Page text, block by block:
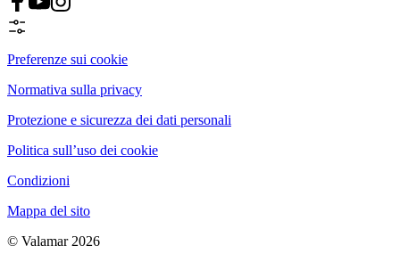
Preferenze sui cookie
Normativa sulla privacy
Protezione e sicurezza dei dati personali
Politica sull’uso dei cookie
Condizioni
Mappa del sito
© Valamar 2026